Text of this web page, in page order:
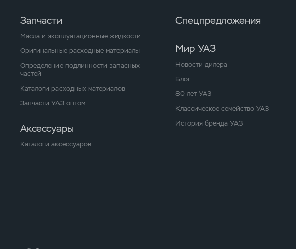
Запчасти
Масла и эксплуатационные жидкости
Оригинальные расходные материалы
Определение подлинности запасных
частей
Каталоги расходных материалов
Запчасти УАЗ оптом
Аксессуары
Каталоги аксессуаров
Спецпредложения
Мир УАЗ
Новости дилера
Блог
80 лет УАЗ
Классическое семейство УАЗ
История бренда УАЗ